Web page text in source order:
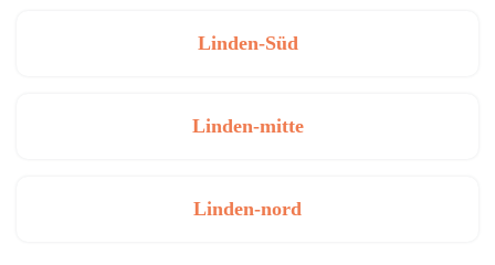
Linden-Süd
Linden-mitte
Linden-nord